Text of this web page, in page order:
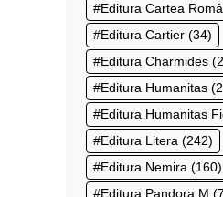
Editura Cartea
Editura Cartier (34)
Editura Charmides
Editura Humanitas
Editura Humanitas
Editura Litera (242)
Editura Nemira (160)
Editura Pandora M